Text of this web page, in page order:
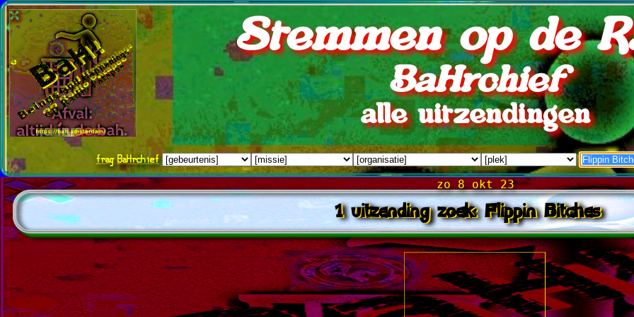
Stemmen op de
BaHrchief
alle uitzendingen
fragBaHrchief
1 uitzending zoek: Flippin Bitches
zo 8 okt 23